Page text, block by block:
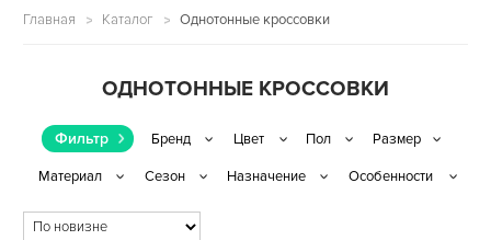
Главная Каталог Однотонные кроссовки
ОДНОТОННЫЕ КРОССОВКИ
Фильтр